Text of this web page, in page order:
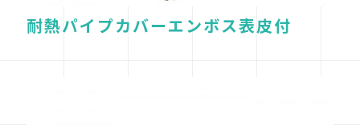
耐熱パイプカバーエンボス表皮付